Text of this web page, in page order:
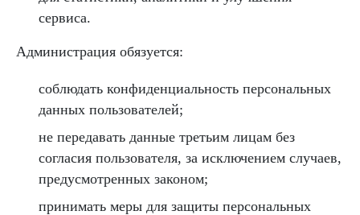
сервиса.
Администрация обязуется:
соблюдать конфиденциальность персональных
данных пользователей;
не передавать данные третьим лицам без
согласия пользователя, за исключением случаев,
предусмотренных законом;
принимать меры для защиты персональных